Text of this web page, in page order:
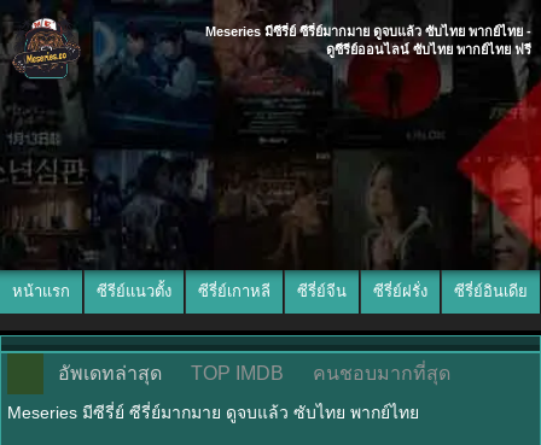
Meseries มีซีรี่ย์ ซีรี่ย์มากมาย ดูจบแล้ว ซับไทย พากย์ไทย -
ดูซีรีย์ออนไลน์ ซับไทย พากย์ไทย ฟรี
หน้าแรก ซีรีย์แนวตั้ง ซีรี่ย์เกาหลี ซีรี่ย์จีน ซีรี่ย์ฝรั่ง ซีรี่ย์อินเดีย
อัพเดทล่าสุด TOP IMDB คนชอบมากที่สุด
Meseries มีซีรี่ย์ ซีรี่ย์มากมาย ดูจบแล้ว ซับไทย พากย์ไทย